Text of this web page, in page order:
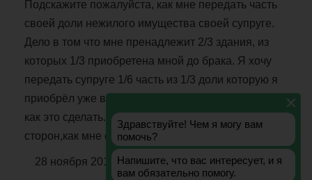
Подскажите пожалуйста, как мне передать часть
своей доли нежилого имущества своей супруге.
Дело в том что мне пренадлежит 2/3 здания, из
которых 1/3 приобретена мной до брака. Я хочу
передать супруге 1/6 часть из 1/3 доли которую я
приобрёл уже в браке. Подскажите пожалуйста
как это сделать. Я слышал о соглашении
сторон,как мне его оформить? Спасибо.
28 ноября 2013 г. 09:25